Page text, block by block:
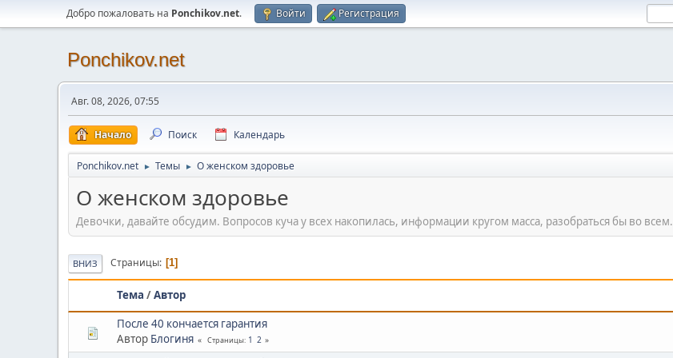
Добро пожаловать на Ponchikov.net. Войти Регистрация
Ponchikov.net
Авг. 08, 2026, 07:55
Начало Поиск Календарь
Ponchikov.net ► Темы ► О женском здоровье
О женском здоровье
Девочки, давайте обсудим. Вопросов куча у всех накопилась, информации кругом масса, разобраться бы во всем.
ВНИЗ Страницы 1
Тема /Автор
После 40 кончается гарантия
Автор Блогиня Страницы 1 2